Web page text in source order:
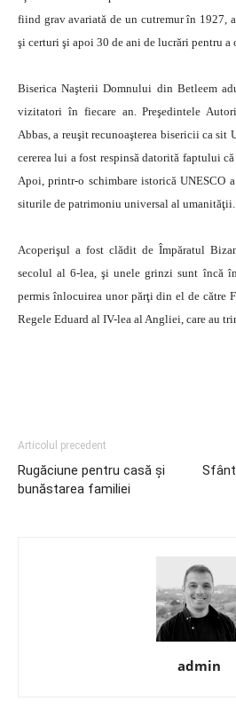
fiind grav avariată de un cutremur în 1927,
şi certuri şi apoi 30 de ani de lucrări pentru a
Biserica Naşterii Domnului din Betleem
vizitatori în fiecare an. Preşedintele
Abbas, a reuşit recunoaşterea bisericii ca sit
cererea lui a fost respinsă datorită faptului
Apoi, printr-o schimbare istorică UNESCO
siturile de patrimoniu universal al umanităţii.
Acoperişul a fost clădit de Împăratul
secolul al 6-lea, şi unele grinzi sunt încă
permis înlocuirea unor părţi din el de către
Regele Eduard al IV-lea al Angliei, care au
Articolul precedent
Rugăciune pentru casă şi
bunăstarea familiei
admin